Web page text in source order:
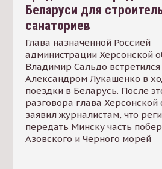
Беларуси для
санаториев
Глава назначенной Россией
администрации Херсонской
Владимир Сальдо встретился
Александром Лукашенко в
поездки в Беларусь. После
разговора глава Херсонской
заявил журналистам, что
передать Минску часть
Азовского и Черного морей